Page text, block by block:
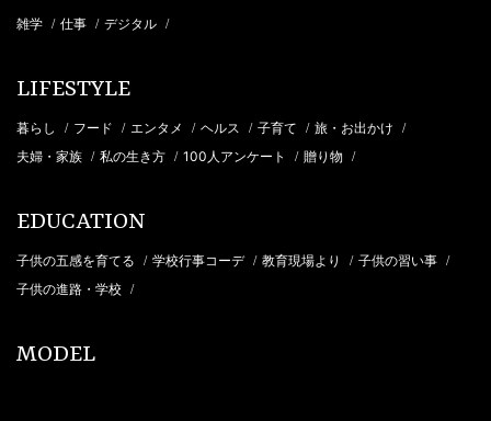
雑学 / 仕事 / デジタル /
LIFESTYLE
暮らし / フード / エンタメ / ヘルス / 子育て / 旅・お出かけ /
夫婦・家族 / 私の生き方 / 100人アンケート / 贈り物 /
EDUCATION
子供の五感を育てる / 学校行事コーデ / 教育現場より / 子供の習い事 /
子供の進路・学校 /
MODEL